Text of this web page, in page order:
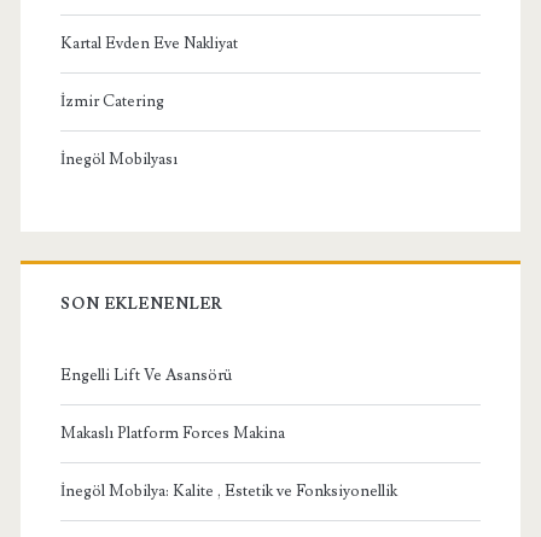
Kartal Evden Eve Nakliyat
İzmir Catering
İnegöl Mobilyası
SON EKLENENLER
Engelli Lift Ve Asansörü
Makaslı Platform Forces Makina
İnegöl Mobilya: Kalite , Estetik ve Fonksiyonellik